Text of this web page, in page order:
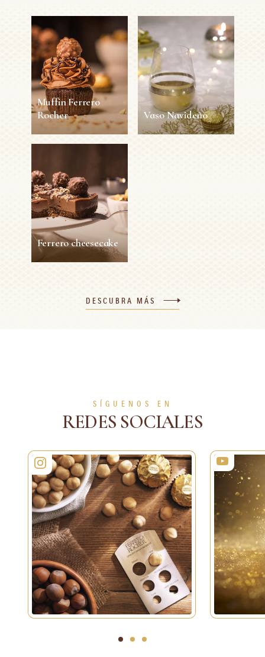
Muffin Ferrero
Rocher
30 min 6 personas Fácil
VER MÁS
Vaso Navideño
Ferrero cheesecake
8 personas Medio
DESCUBRA MÁS
SÍGUENOS EN
REDES SOCIALES
1 2 3